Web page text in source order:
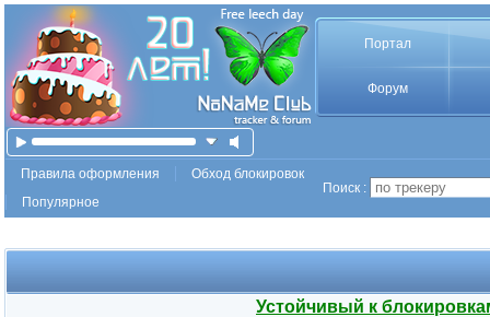
Портал
Форум
Правила оформления
Обход блокировок
Популярное
Поиск :
Устойчивый к